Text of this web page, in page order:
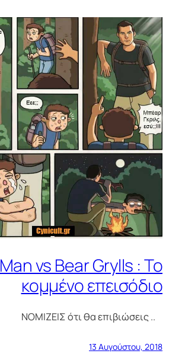
Man vs Bear Grylls : Το
κομμένο επεισόδιο
ΝΟΜΙΖΕΙΣ ότι θα επιβιώσεις ..
13 Αυγούστου, 2018